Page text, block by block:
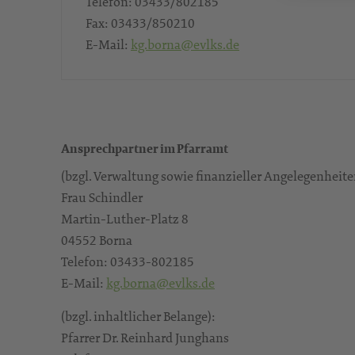
Fax: 03433/850210
E-Mail: kg.borna@evlks.de
Ansprechpartner im Pfarramt
(bzgl. Verwaltung sowie finanzieller
Frau Schindler
Martin-Luther-Platz 8
04552 Borna
Telefon: 03433-802185
E-Mail: kg.borna@evlks.de
(bzgl. inhaltlicher Belange):
Pfarrer Dr. Reinhard Junghans